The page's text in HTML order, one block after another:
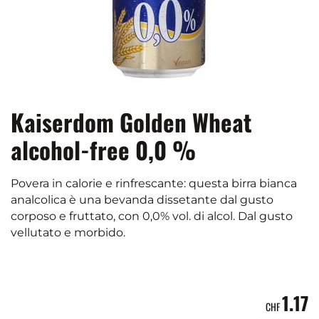
Kaiserdom Golden Wheat
alcohol-free 0,0 %
Povera in calorie e rinfrescante: questa birra bianca
analcolica è una bevanda dissetante dal gusto
corposo e fruttato, con 0,0% vol. di alcol. Dal gusto
vellutato e morbido.
CHF1.17